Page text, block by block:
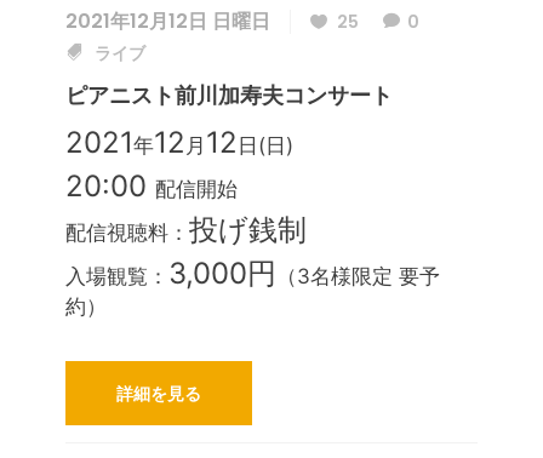
2021年12月12日 日曜日 25
0
ライブ
ピアニスト前川加寿夫コンサート
2021年12 月 12 日(日)
20:00 配信開始
配信視聴料： 投げ銭制
入場観覧： 3,000円
（3名様限定 要予
約）
詳細を見る